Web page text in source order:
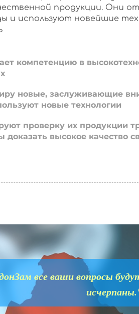
продукции. Они
и используют новейшие
компетенцию в
новые, заслуживающие
новые технологии
проверку их продукции
доказать высокое качество
все ваши вопросы